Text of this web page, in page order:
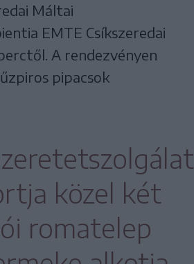
Máltai
EMTE Csíkszeredai
A rendezvényen
pipacsok
közel két
romatelep